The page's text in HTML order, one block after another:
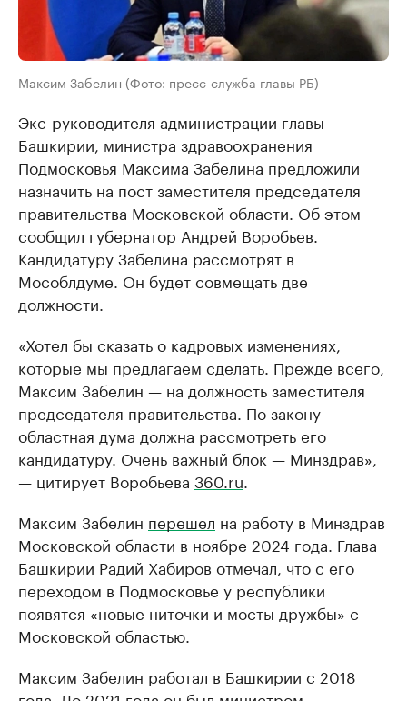
Максим Забелин (Фото: пресс-служба главы РБ)
Экс-руководителя администрации главы
Башкирии, министра здравоохранения
Подмосковья Максима Забелина предложили
назначить на пост заместителя председателя
правительства Московской области. Об этом
сообщил губернатор Андрей Воробьев.
Кандидатуру Забелина рассмотрят в
Мособлдуме. Он будет совмещать две
должности.
«Хотел бы сказать о кадровых изменениях,
которые мы предлагаем сделать. Прежде всего,
Максим Забелин — на должность заместителя
председателя правительства. По закону
областная дума должна рассмотреть его
кандидатуру. Очень важный блок — Минздрав»,
— цитирует Воробьева 360.ru
Максим Забелин перешел на работу в Минздрав
Московской области в ноябре 2024 года. Глава
Башкирии Радий Хабиров отмечал, что с его
переходом в Подмосковье у республики
появятся «новые ниточки и мосты дружбы» с
Московской областью.
Максим Забелин работал в Башкирии с 2018